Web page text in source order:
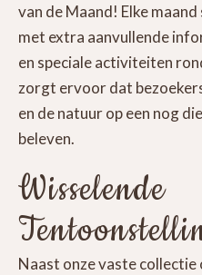
van de Maand! Elke
met extra aanvullende
en speciale activiteiten
zorgt ervoor dat
en de natuur op een nog
beleven.
Wisselende
Naast onze vaste